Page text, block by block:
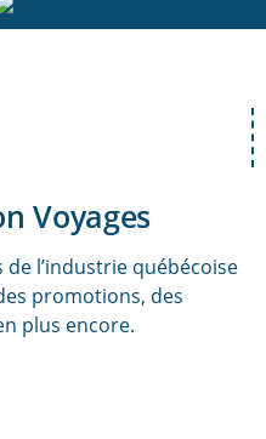
Voyages
l’industrie québécoise
promotions, des
plus encore.